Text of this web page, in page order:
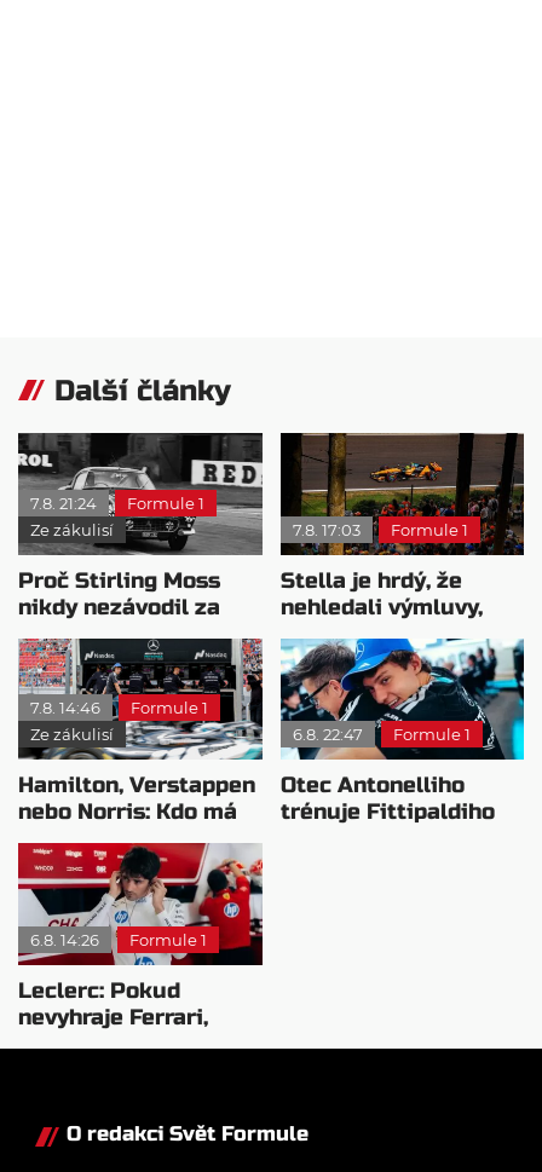
Další články
7.8. 21:24
Formule 1
Ze zákulisí
Proč Stirling Moss
nikdy nezávodil za
Ferrariho
7.8. 17:03 Formule 1
Stella je hrdý, že
nehledali výmluvy,
proč nedokážou
bojovat o titul
7.8. 14:46
Formule 1
Ze zákulisí
Hamilton, Verstappen
nebo Norris: Kdo má
nejvyšší plat?
6.8. 22:47 Formule 1
Otec Antonelliho
trénuje Fittipaldiho
6.8. 14:26 Formule 1
Leclerc: Pokud
nevyhraje Ferrari,
přeji titul
O redakci Svět Formule